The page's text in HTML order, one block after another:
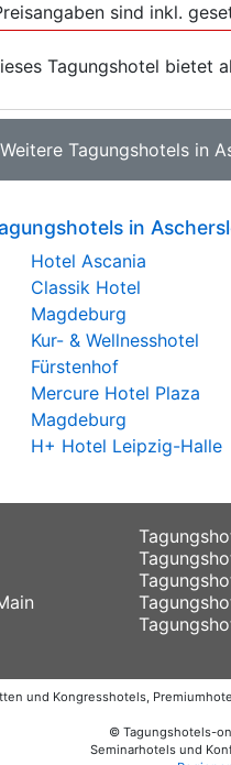
sind inkl.
Tagungshotel bietet
Weitere Tagungshotels in
in
Hotel Ascania
Classik Hotel
Magdeburg
Kur- & Wellnesshotel
Fürstenhof
Mercure Hotel Plaza
Magdeburg
H+ Hotel Leipzig-Halle
und Kongresshotels,
© Tagungshotels-
Seminarhotels und